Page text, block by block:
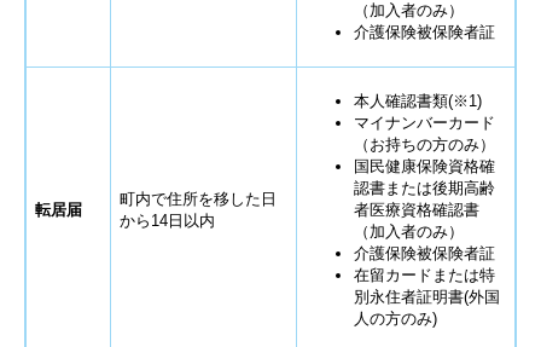
（加入者のみ）
介護保険被保険者証
転居届
町内で住所を移した日
から14日以内
本人確認書類(※1)
マイナンバーカード
（お持ちの方のみ）
国民健康保険資格確
認書または後期高齢
者医療資格確認書
（加入者のみ）
介護保険被保険者証
在留カードまたは特
別永住者証明書(外国
人の方のみ)